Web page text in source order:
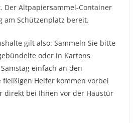
Der Altpapiersammel-Container
am Schützenplatz bereit.
gilt also: Sammeln Sie bitte
oder in Kartons
einfach an den
Helfer kommen vorbei
direkt bei Ihnen vor der Haustür